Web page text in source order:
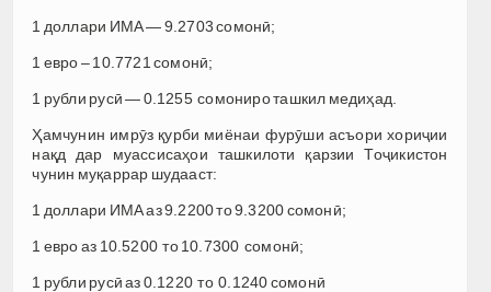
1 доллари ИМА — 9.2703 сомонӣ;
1 евро – 10.7721 сомонӣ;
1 рубли русӣ — 0.1255 сомониро ташкил медиҳад.
Ҳамчунин имрӯз қурби миёнаи фурӯши асъори хориҷии
нақд дар муассиcаҳои ташкилоти қарзии Тоҷикистон
чунин муқаррар шудааст:
1 доллари ИМА аз 9.2200 то 9.3200 сомонӣ;
1 евро аз 10.5200 то 10.7300 сомонӣ;
1 рубли русӣ аз 0.1220 то 0.1240 сомонӣ